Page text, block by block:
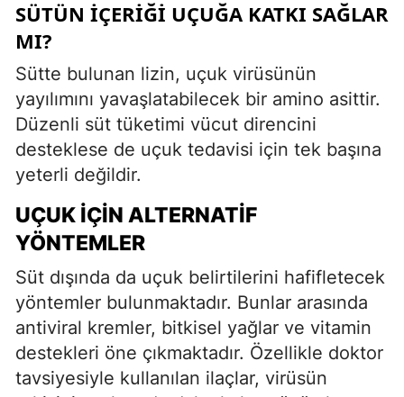
SÜTÜN İÇERIĞI UÇUĞA KATKI SAĞLAR
MI?
Sütte bulunan lizin, uçuk virüsünün
yayılımını yavaşlatabilecek bir amino asittir.
Düzenli süt tüketimi vücut direncini
desteklese de uçuk tedavisi için tek başına
yeterli değildir.
UÇUK İÇIN ALTERNATIF
YÖNTEMLER
Süt dışında da uçuk belirtilerini hafifletecek
yöntemler bulunmaktadır. Bunlar arasında
antiviral kremler, bitkisel yağlar ve vitamin
destekleri öne çıkmaktadır. Özellikle doktor
tavsiyesiyle kullanılan ilaçlar, virüsün